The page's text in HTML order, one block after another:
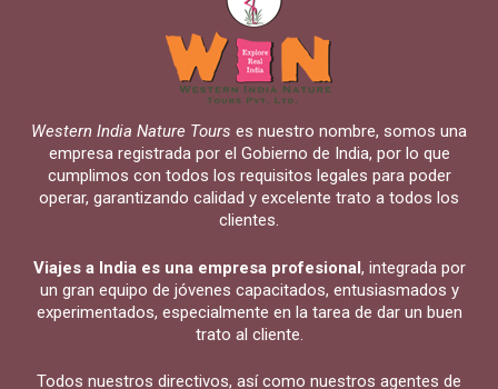
Western India Nature Tours es nuestro nombre, somos una
empresa registrada por el Gobierno de India, por lo que
cumplimos con todos los requisitos legales para poder
operar, garantizando calidad y excelente trato a todos los
clientes.
Viajes a India es una empresa profesional, integrada por
un gran equipo de jóvenes capacitados, entusiasmados y
experimentados, especialmente en la tarea de dar un buen
trato al cliente.
Todos nuestros directivos, así como nuestros agentes de